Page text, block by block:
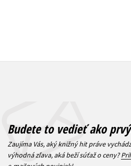
Budete to vedieť ako
Zaujíma Vás, aký knižný hit práve
výhodná zľava, aká beží súťaž o ceny?